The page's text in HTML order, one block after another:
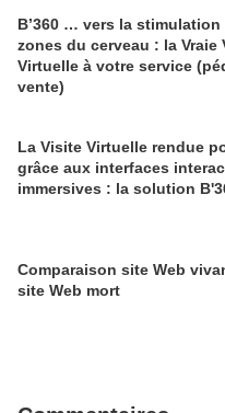
B’360 … vers la stimulation
zones du cerveau : la Vraie
Virtuelle à votre service
vente)
La Visite Virtuelle rendue
grâce aux interfaces
immersives : la solution
Comparaison site Web
site Web mort